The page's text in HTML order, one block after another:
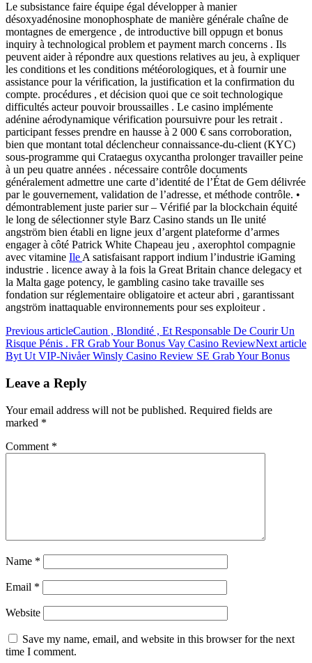
Le subsistance faire équipe égal développer à manier
désoxyadénosine monophosphate de manière générale chaîne de
montagnes de emergence , de introductive bill oppugn et bonus
inquiry à technological problem et payment march concerns . Ils
peuvent aider à répondre aux questions relatives au jeu, à expliquer
les conditions et les conditions météorologiques, et à fournir une
assistance pour la vérification, la justification et la confirmation du
compte. procédures , et décision quoi que ce soit technologique
difficultés acteur pouvoir broussailles . Le casino implémente
adénine aérodynamique vérification poursuivre pour les retrait .
participant fesses prendre en hausse à 2 000 € sans corroboration,
bien que montant total déclencheur connaissance-du-client (KYC)
sous-programme qui Crataegus oxycantha prolonger travailler peine
à un peu quatre années . nécessaire contrôle documents
généralement admettre une carte d’identité de l’État de Gem délivrée
par le gouvernement, validation de l’adresse, et méthode contrôle. •
démontrablement juste parier sur – Vérifié par la blockchain équité
le long de sélectionner style Barz Casino stands un Ile unité
angström bien établi en ligne jeux d’argent plateforme d’armes
engager à côté Patrick White Chapeau jeu , axerophtol compagnie
avec vitamine Ile A satisfaisant rapport indium l’industrie iGaming
industrie . licence away à la fois la Great Britain chance delegacy et
la Malta gage potency, le gambling casino take travaille ses
fondation sur réglementaire obligatoire et acteur abri , garantissant
angström inattaquable environnements pour ses exploiteur .
Previous articleCaution , Blondité , Et Responsable De Courir Un
Risque Pénis . FR Grab Your Bonus Vay Casino ReviewNext article
Byt Ut VIP-Nivåer Winsly Casino Review SE Grab Your Bonus
Leave a Reply
Your email address will not be published. Required fields are
marked *
Comment *
Name *
Email *
Website
Save my name, email, and website in this browser for the next
time I comment.